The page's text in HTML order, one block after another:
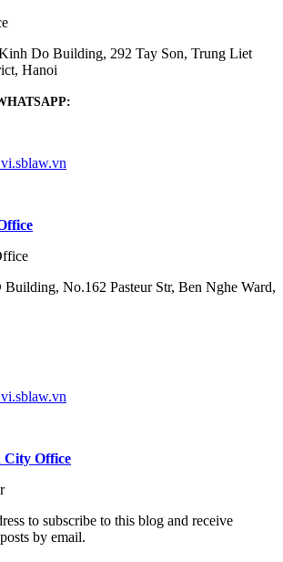
Do Building, 292 Tay Son, Trung Liet
Hanoi
No.162 Pasteur Str, Ben Nghe Ward,
Office
to subscribe to this blog and receive
by email.